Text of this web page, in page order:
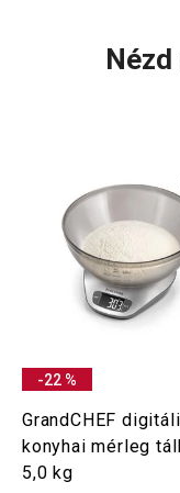
-22 %
GrandCHEF
konyhai mérleg
5,0 kg